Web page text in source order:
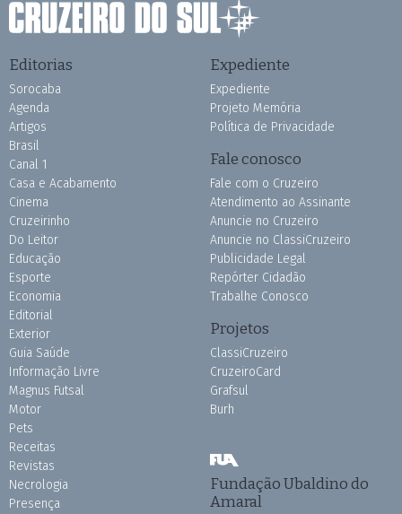
Editorias
Sorocaba
Agenda
Artigos
Brasil
Canal 1
Casa e Acabamento
Cinema
Cruzeirinho
Do Leitor
Educação
Esporte
Economia
Editorial
Exterior
Guia Saúde
Informação Livre
Magnus Futsal
Motor
Pets
Receitas
Revistas
Necrologia
Presença
Expediente
Expediente
Projeto Memória
Política de Privacidade
Fale conosco
Fale com o Cruzeiro
Atendimento ao Assinante
Anuncie no Cruzeiro
Anuncie no ClassiCruzeiro
Publicidade Legal
Repórter Cidadão
Trabalhe Conosco
Projetos
ClassiCruzeiro
CruzeiroCard
Grafsul
Burh
Fundação Ubaldino do
Amaral